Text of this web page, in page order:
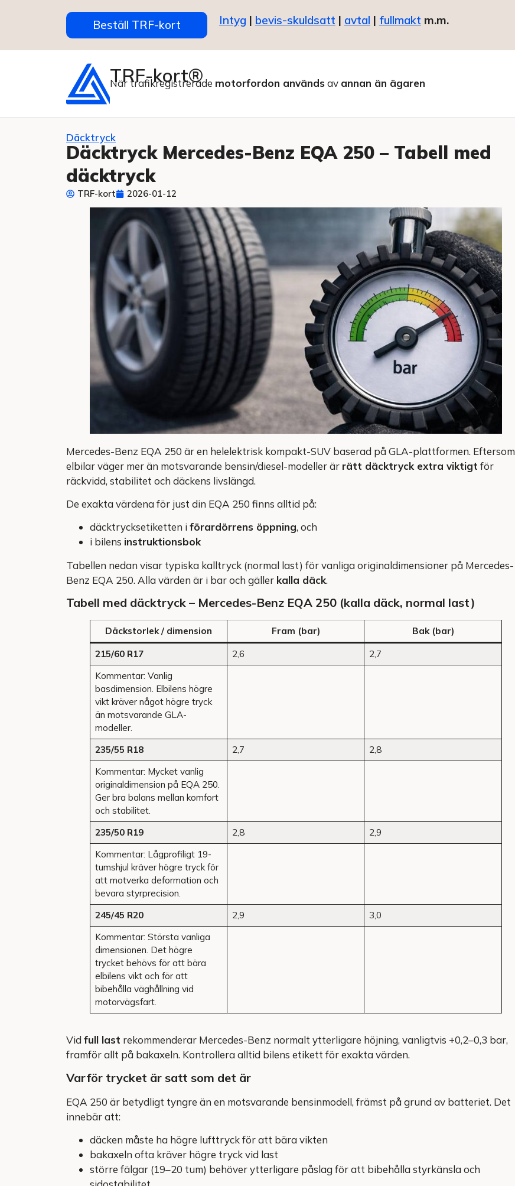
Beställ TRF-kort Intyg | bevis-skuldsatt | avtal | fullmakt m.m.
TRF-kort®
När trafikregistrerade motorfordon används av annan än ägaren
Däcktryck
Däcktryck Mercedes-Benz EQA 250 – Tabell med
däcktryck
TRF-kort 2026-01-12
Mercedes-Benz EQA 250 är en helelektrisk kompakt-SUV baserad på GLA-plattformen. Eftersom
elbilar väger mer än motsvarande bensin/diesel-modeller är rätt däcktryck extra viktigt för
räckvidd, stabilitet och däckens livslängd.
De exakta värdena för just din EQA 250 finns alltid på:
däcktrycksetiketten iförardörrens öppning, och
i bilens instruktionsbok
Tabellen nedan visar typiska kalltryck (normal last) för vanliga originaldimensioner på Mercedes-
Benz EQA 250. Alla värden är i bar och gäller kalla däck.
Tabell med däcktryck – Mercedes-Benz EQA 250 (kalla däck, normal last)
Däckstorlek / dimension Fram (bar) Bak (bar)
215/60 R17 2,6
2,7
Kommentar: Vanlig
basdimension. Elbilens högre
vikt kräver något högre tryck
än motsvarande GLA-
modeller.
235/55 R18
2,7
2,8
Kommentar: Mycket vanlig
originaldimension på EQA 250.
Ger bra balans mellan komfort
och stabilitet.
235/50 R19
2,8
2,9
Kommentar: Lågprofiligt 19-
tumshjul kräver högre tryck för
att motverka deformation och
bevara styrprecision.
245/45 R20
2,9
3,0
Kommentar: Största vanliga
dimensionen. Det högre
trycket behövs för att bära
elbilens vikt och för att
bibehålla väghållning vid
motorvägsfart.
Vid full last rekommenderar Mercedes-Benz normalt ytterligare höjning, vanligtvis +0,2–0,3 bar,
framför allt på bakaxeln. Kontrollera alltid bilens etikett för exakta värden.
Varför trycket är satt som det är
EQA 250 är betydligt tyngre än en motsvarande bensinmodell, främst på grund av batteriet. Det
innebär att:
däcken måste ha högre lufttryck för att bära vikten
bakaxeln ofta kräver högre tryck vid last
större fälgar (19–20 tum) behöver ytterligare påslag för att bibehålla styrkänsla och